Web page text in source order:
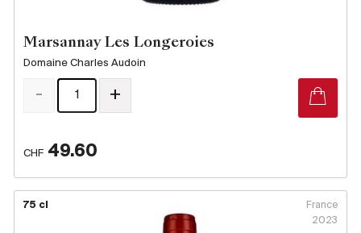
Marsannay Les Longeroies
Domaine Charles Audoin
CHF 49.60
- +
75 cl
France
2023